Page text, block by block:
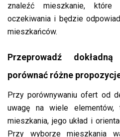
znaleźć mieszkanie, które
oczekiwania i będzie
mieszkańców.
Przeprowadź
porównać różne
Przy porównywaniu ofert od
uwagę na wiele
mieszkania, jego układ i
Przy wyborze mieszkania